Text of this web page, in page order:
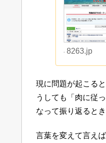
8263.jp
現に問題が起こる
うしても「肉に従
なって振り返ると
言葉を変えて言え